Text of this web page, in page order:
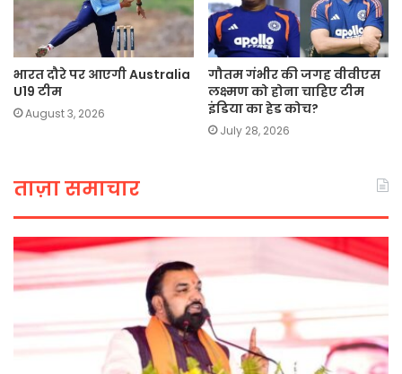
भारत दौरे पर आएगी Australia
U19 टीम
August 3, 2026
गौतम गंभीर की जगह वीवीएस
लक्ष्मण को होना चाहिए टीम
इंडिया का हेड कोच?
July 28, 2026
ताज़ा समाचार